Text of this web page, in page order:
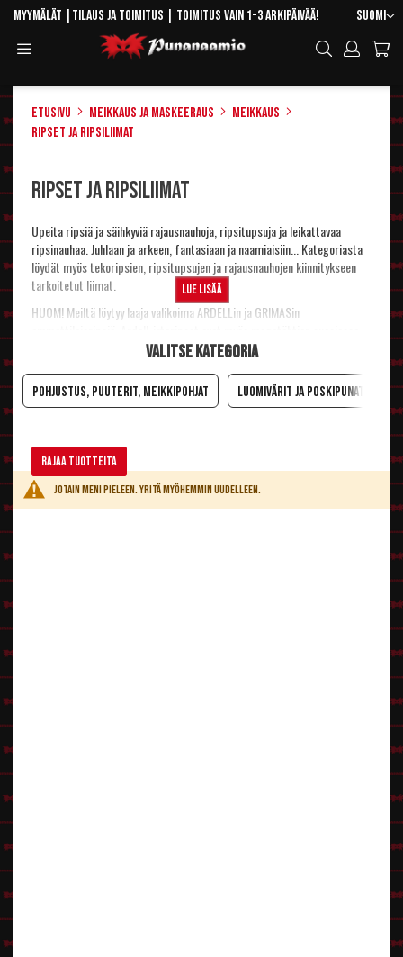
Skip
Content
Kieli
Suomi
Myymälät Tilaus ja toimitus | Toimitus vain 1-3 arkipäivää!
Hae
Etusivu Meikkaus ja maskeeraus
Meikkaus
Ripset ja ripsiliimat
Ripset ja ripsiliimat
Upeita ripsiä ja säihkyviä rajausnauhoja, ripsitupsuja ja leikattavaa
ripsinauhaa. Juhlaan ja arkeen, fantasiaan ja naamiaisiin... Kategoriasta
löydät myös tekoripsien, ripsitupsujen ja rajausnauhojen kiinnitykseen
tarkoitetut liimat.
HUOM! Meiltä löytyy laaja valikoima ARDELLin ja GRIMASin
kiinnitysohjeet.
Lue lisää
Valitse kategoria
Pohjustus, puuterit, meikkipohjat Luomivärit ja poskipunat
Rajaa tuotteita
Jotain meni pieleen. Yritä myöhemmin uudelleen.